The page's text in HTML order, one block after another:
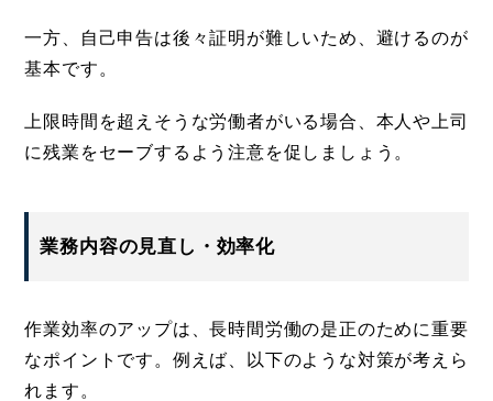
一方、自己申告は後々証明が難しいため、避けるのが
基本です。
上限時間を超えそうな労働者がいる場合、本人や上司
に残業をセーブするよう注意を促しましょう。
業務内容の見直し・効率化
作業効率のアップは、長時間労働の是正のために重要
なポイントです。例えば、以下のような対策が考えら
れます。